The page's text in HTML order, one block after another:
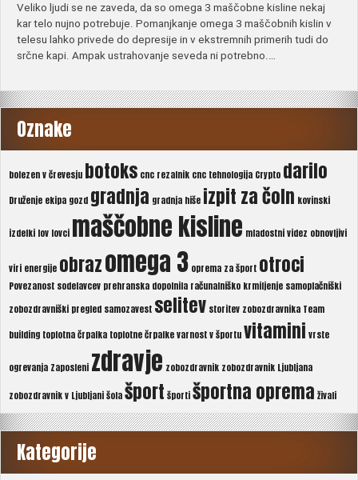
Veliko ljudi se ne zaveda, da so omega 3 maščobne kisline nekaj
kar telo nujno potrebuje. Pomanjkanje omega 3 maščobnih kislin v
telesu lahko privede do depresije in v ekstremnih primerih tudi do
srčne kapi. Ampak ustrahovanje seveda ni potrebno.…
Oznake
bolezen v črevesju botoks cnc rezalnik cnc tehnologija Crypto darilo
Druženje ekipa gozd gradnja gradnja hiše izpit za čoln kovinski
izdelki lov lovci maščobne kisline mladostni videz obnovljivi
viri energije obrazomega 3 oprema za šport otroci
Povezanost sodelavcev prehranska dopolnila računalniško krmiljenje samoplačniški
zobozdravniški pregled samozavest selitev storitev zobozdravnika Team
building toplotna črpalka toplotne črpalkevarnost v športuvitamini vrste
ogrevanja Zaposleni zdravje zobozdravnik zobozdravnik Ljubljana
zobozdravnik v Ljubljanišolašport športišportna oprema živali
Kategorije